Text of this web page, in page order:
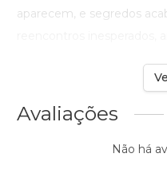
aparecem, e segredos
Avaliações
Não há